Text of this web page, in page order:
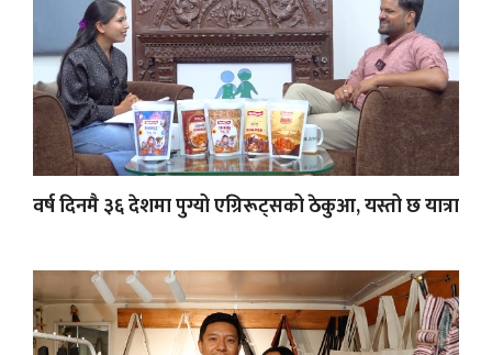
वर्ष दिनमै ३६ देशमा पुग्यो एग्रिरूट्सको ठेकुआ, यस्तो छ यात्रा